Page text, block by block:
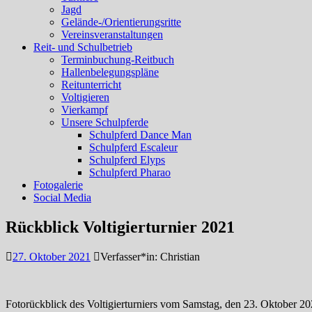
Jagd
Gelände-/Orientierungsritte
Vereinsveranstaltungen
Reit- und Schulbetrieb
Terminbuchung-Reitbuch
Hallenbelegungspläne
Reitunterricht
Voltigieren
Vierkampf
Unsere Schulpferde
Schulpferd Dance Man
Schulpferd Escaleur
Schulpferd Elyps
Schulpferd Pharao
Fotogalerie
Social Media
Rückblick Voltigierturnier 2021
27. Oktober 2021 Verfasser*in: Christian
Fotorückblick des Voltigierturniers vom Samstag, den 23. Oktober